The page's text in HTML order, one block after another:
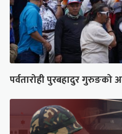
पर्वतारोही पुरबहादुर गुरुङको